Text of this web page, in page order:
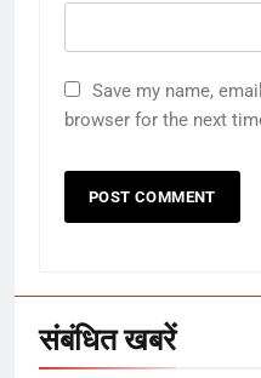
Save my name,
browser for the next
संबंधित खबरें
राम
का
7